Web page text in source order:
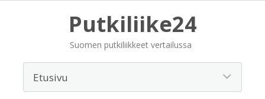
Putkiliike24
Suomen putkiliikkeet vertailussa